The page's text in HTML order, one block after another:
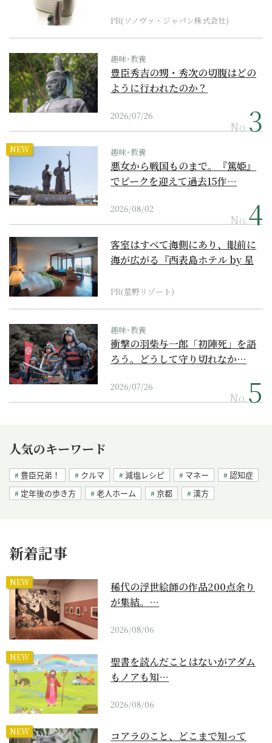
PR(ソノヴァ・ジャパン株式会社)
趣味･教養
豊臣秀吉の甥・秀次の切腹はどの
ように行われたのか？
2026/07/26
No.
NEW 趣味･教養
悪女から戦国ものまで。『篤姫』
でピークを迎えて過去15作…
2026/08/02
No.
客室はすべて海側にあり、眼前に
海が広がる『西表島ホテル by 星
PR(星野リゾート)
趣味･教養
衝撃の羽柴与一郎「初陣死」を語
ろう。どうして守り切れなか…
2026/07/26
No.
人気のキーワード
豊臣兄弟！ クルマ 減塩レシピ マネー
認知症
定年後の歩き方
老人ホーム 京都 漢方
新着記事
NEW
稀代の浮世絵師の作品200点余り
が集結。…
2026/08/06
NEW
聖書を読んだことはないがアダム
もノアも知…
2026/08/06
NEW
コアラのこと、どこまで知って